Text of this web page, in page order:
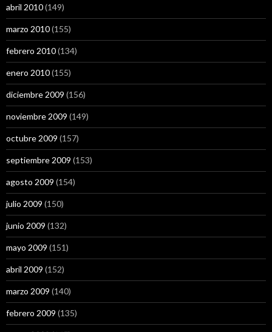
abril 2010(149)
marzo 2010(155)
febrero 2010(134)
enero 2010(155)
diciembre 2009 (156)
noviembre 2009 (149)
octubre 2009 (157)
septiembre 2009 (153)
agosto 2009 (154)
julio 2009 (150)
junio 2009 (132)
mayo 2009 (151)
abril 2009 (152)
marzo 2009 (140)
febrero 2009 (135)